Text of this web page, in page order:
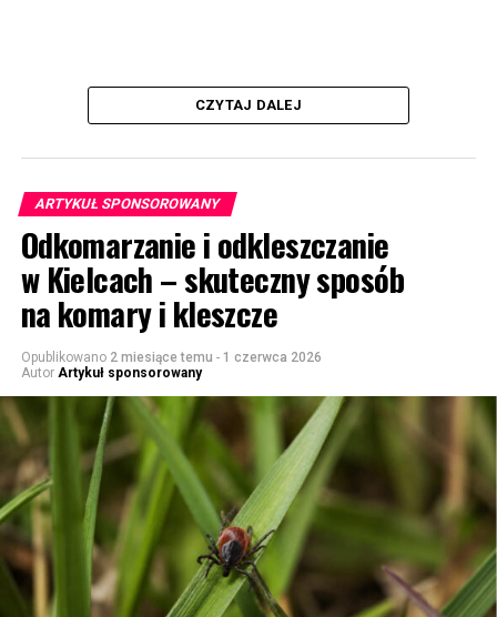
CZYTAJ DALEJ
ARTYKUŁ SPONSOROWANY
Odkomarzanie i odkleszczanie
w Kielcach – skuteczny sposób
na komary i kleszcze
Opublikowano 2 miesiące temu - 1 czerwca 2026
Autor Artykuł sponsorowany